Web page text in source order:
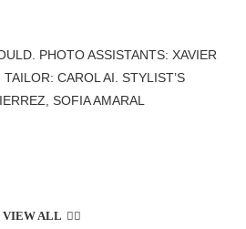
PHOTO ASSISTANTS: XAVIER
CAROL AI. STYLIST’S
SOFIA AMARAL